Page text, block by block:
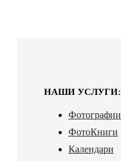
НАШИ УСЛУГИ:
Фотографии
ФотоКниги
Календари